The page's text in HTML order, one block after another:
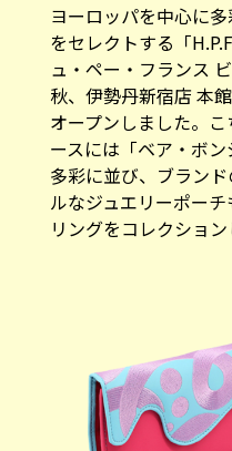
ヨーロッパを中心に
をセレクトする「
ュ・ペー・フランス
秋、伊勢丹新宿店 本
オープンしました。
ースには「ベア・ボ
多彩に並び、ブラン
ルなジュエリーポー
リングをコレクション